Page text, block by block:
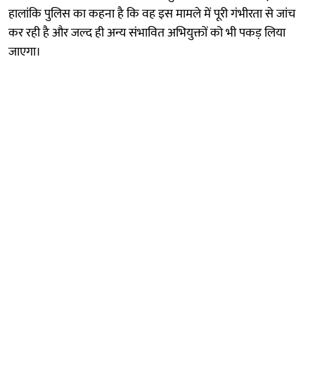
हालांकि पुलिस का कहना है कि वह इस मामले में पूरी गंभीरता से जांच
कर रही है और जल्द ही अन्य संभावित अभियुक्तों को भी पकड़ लिया
जाएगा।